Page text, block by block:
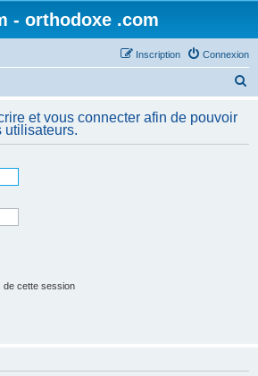
- orthodoxe .com
Connexion
Inscription
h
et vous connecter afin de pouvoir
utilisateurs.
de cette session